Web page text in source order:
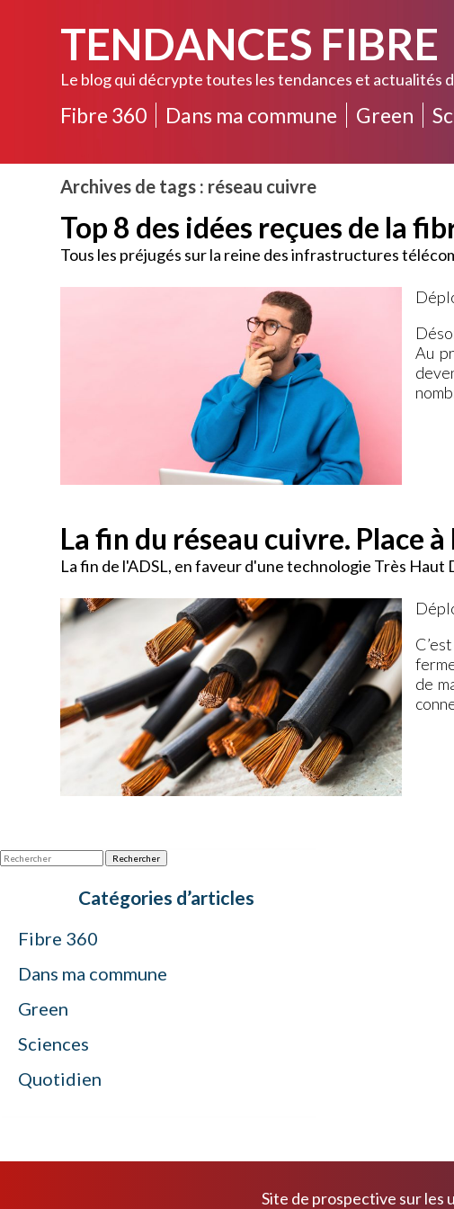
TENDANCES FIBRE
Le blog qui décrypte toutes les tendances et actualités
Fibre 360 Dans ma commune Green
Archives de tags : réseau cuivre
Top 8 des idées reçues de la
Tous les préjugés sur la reine des infrastructures
Au
La fin du réseau cuivre. Place
La fin de l'ADSL, en faveur d'une technologie Très Haut
de
Rechercher
Catégories d’articles
Fibre 360
Dans ma commune
Green
Sciences
Quotidien
Site de prospective sur les